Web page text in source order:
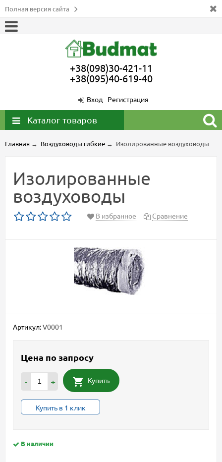
Полная версия сайта
+38(098)30-421-11
+38(095)40-619-40
Вход Регистрация
Каталог товаров
Главная → Воздуховоды гибкие → Изoлированные воздуховоды
Изoлированные
воздуховоды
В избранное Сравнение
Артикул:V0001
Цена по запросу
- + Купить
Купить в 1 клик
В наличии